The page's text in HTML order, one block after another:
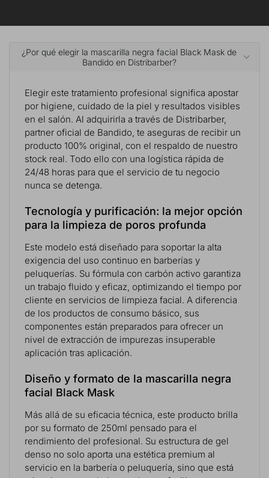
¿Por qué elegir la mascarilla negra facial Black Mask de
Bandido en Distribarber?
Elegir este tratamiento profesional significa apostar
por higiene, cuidado de la piel y resultados visibles
en el salón. Al adquirirla a través de Distribarber,
partner oficial de Bandido, te aseguras de recibir un
producto 100% original, con el respaldo de nuestro
stock real. Todo ello con una logística rápida de
24/48 horas para que el servicio de tu negocio
nunca se detenga.
Tecnología y purificación: la mejor opción
para la limpieza de poros profunda
Este modelo está diseñado para soportar la alta
exigencia del uso continuo en barberías y
peluquerías. Su fórmula con carbón activo garantiza
un trabajo fluido y eficaz, optimizando el tiempo por
cliente en servicios de limpieza facial. A diferencia
de los productos de consumo básico, sus
componentes están preparados para ofrecer un
nivel de extracción de impurezas insuperable
aplicación tras aplicación.
Diseño y formato de la mascarilla negra
facial Black Mask
Más allá de su eficacia técnica, este producto brilla
por su formato de 250ml pensado para el
rendimiento del profesional. Su estructura de gel
denso no solo aporta una estética premium al
servicio en la barbería o peluquería, sino que está